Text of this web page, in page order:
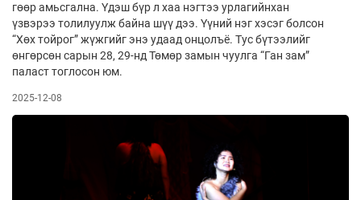
гөөр амьсгална. Үдэш бүр л хаа нэгтээ урлагийнхан
үзвэрээ толилуулж байна шүү дээ. Үүний нэг хэсэг болсон
“Хөх тойрог” жүжгийг энэ удаад онцолъё. Тус бүтээлийг
өнгөрсөн сарын 28, 29-нд Төмөр замын чуулга “Ган зам”
паласт тоглосон юм.
2025-12-08